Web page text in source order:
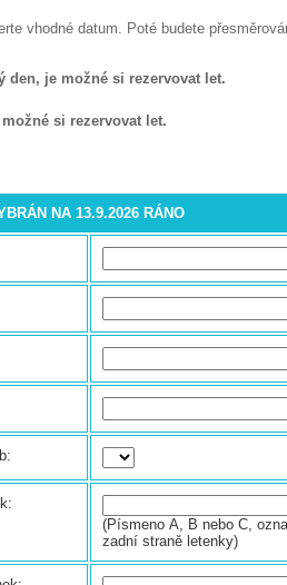
vhodné datum. Poté budete
den, je možné si rezervovat let.
si rezervovat let.
NA 13.9.2026 RÁNO
(Písmeno A, B nebo C,
zadní straně letenky)